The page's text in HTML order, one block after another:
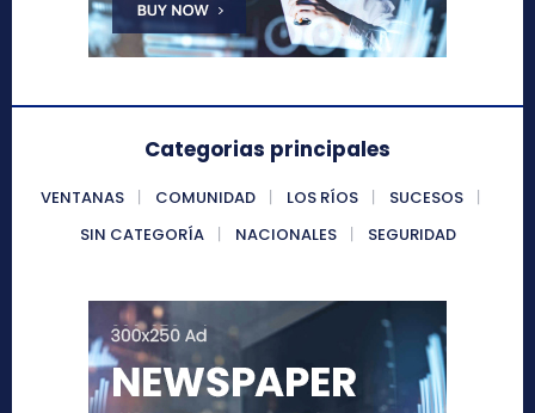
Categorias principales
VENTANAS COMUNIDAD LOS RÍOS
SUCESOS
SIN CATEGORÍA
NACIONALES SEGURIDAD